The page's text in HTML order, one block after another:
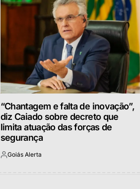
“Chantagem e falta de inovação”,
diz Caiado sobre decreto que
limita atuação das forças de
segurança
Postado
Goiás Alerta